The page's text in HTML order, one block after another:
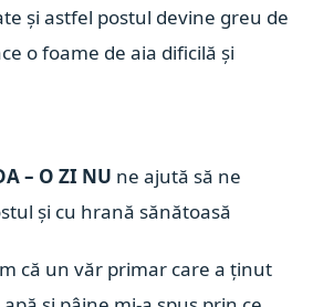
și astfel postul devine greu de
o foame de aia dificilă și
– O ZI NU ne ajută să ne
și cu hrană sănătoasă
că un văr primar care a ținut